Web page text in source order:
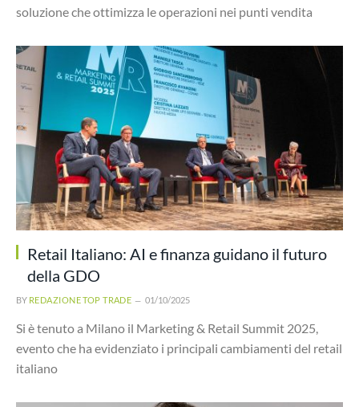
soluzione che ottimizza le operazioni nei punti vendita
Retail Italiano: AI e finanza guidano il futuro
della GDO
BY REDAZIONE TOP TRADE 01/10/2025
Si è tenuto a Milano il Marketing & Retail Summit 2025,
evento che ha evidenziato i principali cambiamenti del retail
italiano